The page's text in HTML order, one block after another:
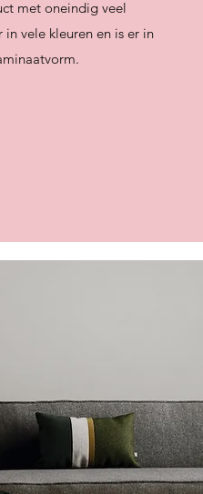
met oneindig veel
vele kleuren en is er in